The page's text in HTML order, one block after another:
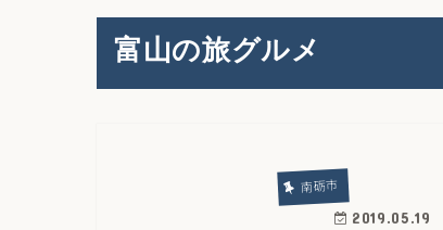
富山の旅グルメ
南砺市
2019.05.19